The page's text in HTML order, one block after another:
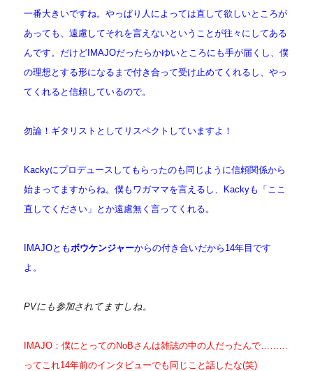
一番大きいですね。やっぱり人によっては直して欲しいところが
あっても、遠慮してそれを言えないということが往々にしてある
んです。だけどIMAJOだったらかゆいところにも手が届くし、僕
の理想とする形になるまで付き合って受け止めてくれるし、やっ
てくれると信頼しているので。
勿論！ギタリストとしてリスペクトしていますよ！
Kackyにプロデュースしてもらったのも同じように信頼関係から
始まってますからね。僕もワガママを言えるし、Kackyも「ここ
直してください」とか遠慮無く言ってくれる。
IMAJOとも ボウケンジャーからの付き合いだから14年目です
よ。
PVにも参加されてますしね。
IMAJO：僕にとってのNoBさんは雑誌の中の人だったんで………
ってこれ14年前のインタビューでも同じこと話したな(笑)